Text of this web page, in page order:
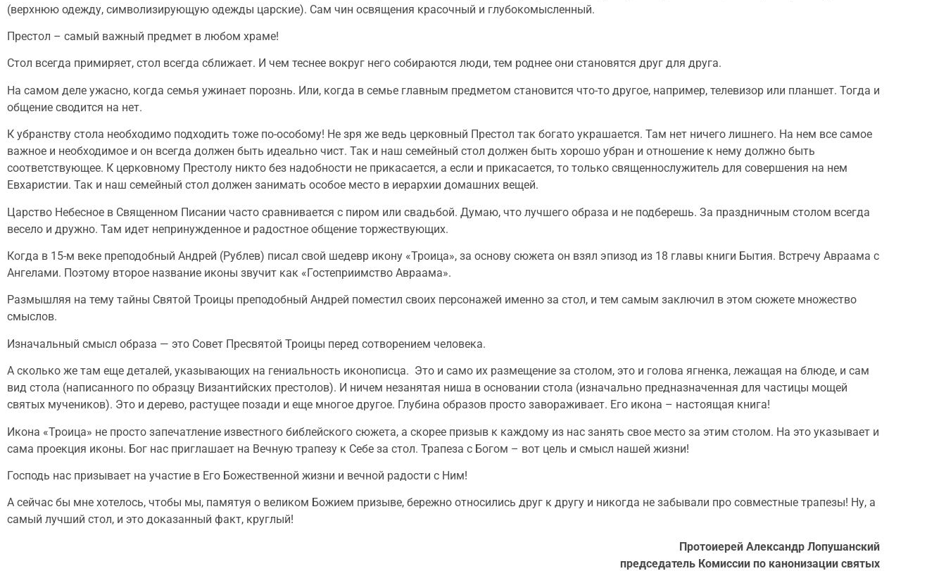
(верхнюю одежду, символизирующую одежды царские). Сам чин освящения красочный и глубокомысленный.
Престол – самый важный предмет в любом храме!
Стол всегда примиряет, стол всегда сближает. И чем теснее вокруг него собираются люди, тем роднее они становятся друг для друга.
На самом деле ужасно, когда семья ужинает порознь. Или, когда в семье главным предметом становится что-то другое, например, телевизор или планшет. Тогда и
общение сводится на нет.
К убранству стола необходимо подходить тоже по-особому! Не зря же ведь церковный Престол так богато украшается. Там нет ничего лишнего. На нем все самое
важное и необходимое и он всегда должен быть идеально чист. Так и наш семейный стол должен быть хорошо убран и отношение к нему должно быть
соответствующее. К церковному Престолу никто без надобности не прикасается, а если и прикасается, то только священнослужитель для совершения на нем
Евхаристии. Так и наш семейный стол должен занимать особое место в иерархии домашних вещей.
Царство Небесное в Священном Писании часто сравнивается с пиром или свадьбой. Думаю, что лучшего образа и не подберешь. За праздничным столом всегда
весело и дружно. Там идет непринужденное и радостное общение торжествующих.
Когда в 15-м веке преподобный Андрей (Рублев) писал свой шедевр икону «Троица», за основу сюжета он взял эпизод из 18 главы книги Бытия. Встречу Авраама с
Ангелами. Поэтому второе название иконы звучит как «Гостеприимство Авраама».
Размышляя на тему тайны Святой Троицы преподобный Андрей поместил своих персонажей именно за стол, и тем самым заключил в этом сюжете множество
смыслов.
Изначальный смысл образа — это Совет Пресвятой Троицы перед сотворением человека.
А сколько же там еще деталей, указывающих на гениальность иконописца. Это и само их размещение за столом, это и голова ягненка, лежащая на блюде, и сам
вид стола (написанного по образцу Византийских престолов). И ничем незанятая ниша в основании стола (изначально предназначенная для частицы мощей
святых мучеников). Это и дерево, растущее позади и еще многое другое. Глубина образов просто завораживает. Его икона – настоящая книга!
Икона «Троица» не просто запечатление известного библейского сюжета, а скорее призыв к каждому из нас занять свое место за этим столом. На это указывает и
сама проекция иконы. Бог нас приглашает на Вечную трапезу к Себе за стол. Трапеза с Богом – вот цель и смысл нашей жизни!
Господь нас призывает на участие в Его Божественной жизни и вечной радости с Ним!
А сейчас бы мне хотелось, чтобы мы, памятуя о великом Божием призыве, бережно относились друг к другу и никогда не забывали про совместные трапезы! Ну, а
самый лучший стол, и это доказанный факт, круглый!
Протоиерей Александр Лопушанский
председатель Комиссии по канонизации святых